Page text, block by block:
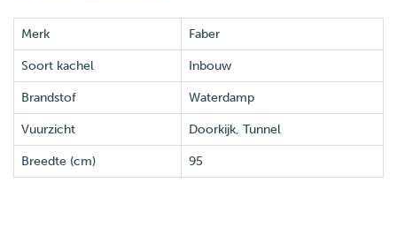
Merk Faber
Soort kachel Inbouw
Brandstof Waterdamp
Vuurzicht Doorkijk, Tunnel
Breedte (cm) 95